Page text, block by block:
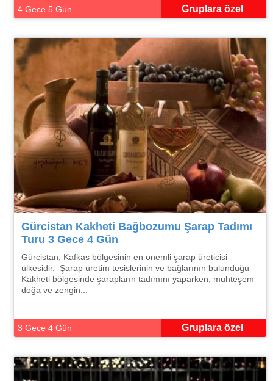
4 Gece 5 Gün Gruplara özel
Gürcistan Kakheti Bağbozumu Şarap Tadımı
Turu 3 Gece 4 Gün
Gürcistan, Kafkas bölgesinin en önemli şarap üreticisi
ülkesidir. Şarap üretim tesislerinin ve bağlarının bulunduğu
Kakheti bölgesinde şarapların tadımını yaparken, muhteşem
doğa ve zengin...
3 Gece 4 Gün Gruplara özel